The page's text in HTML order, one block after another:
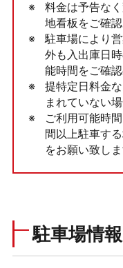
料金は予告な
地看板をご確認
駐車場により
外も入出庫日
能時間をご確
提特定日料金
まれていない
ご利用可能時
間以上駐車す
をお願い致しま
駐車場情報